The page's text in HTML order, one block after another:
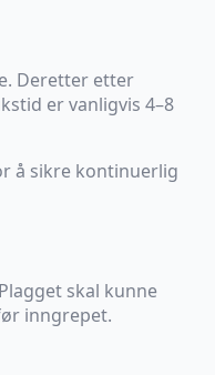
Deretter etter
er vanligvis 4–8
å sikre kontinuerlig
skal kunne
inngrepet.